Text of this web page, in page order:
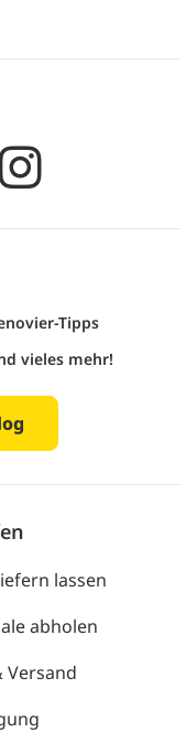
Tipps
vieles mehr!
lassen
abholen
Versand